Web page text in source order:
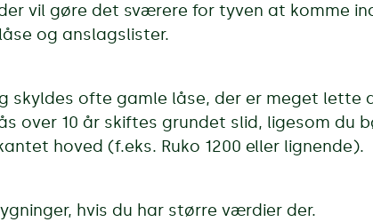
vil gøre det sværere for tyven at komme
og anslagslister.
skyldes ofte gamle låse, der er meget lette
over 10 år skiftes grundet slid, ligesom du
hoved (f.eks. Ruko 1200 eller lignende).
hvis du har større værdier der.